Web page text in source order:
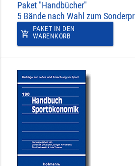
Paket "Handbücher"
5 Bände nach Wahl zum
add_shopping_cart
PAKET IN DEN
WARENKORB